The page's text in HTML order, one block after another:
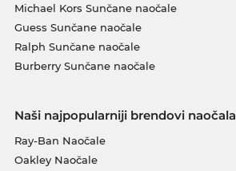
Michael Kors Sunčane naočale
Guess Sunčane naočale
Ralph Sunčane naočale
Burberry Sunčane naočale
Naši najpopularniji brendovi naočala
Ray-Ban Naočale
Oakley Naočale